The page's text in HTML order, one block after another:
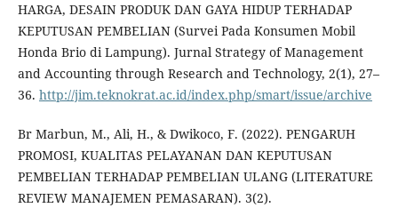
HARGA, DESAIN PRODUK DAN GAYA HIDUP TERHADAP
KEPUTUSAN PEMBELIAN (Survei Pada Konsumen Mobil
Honda Brio di Lampung). Jurnal Strategy of Management
and Accounting through Research and Technology, 2(1), 27–
36. http://jim.teknokrat.ac.id/index.php/smart/issue/archive
Br Marbun, M., Ali, H., & Dwikoco, F. (2022). PENGARUH
PROMOSI, KUALITAS PELAYANAN DAN KEPUTUSAN
PEMBELIAN TERHADAP PEMBELIAN ULANG (LITERATURE
REVIEW MANAJEMEN PEMASARAN). 3(2).